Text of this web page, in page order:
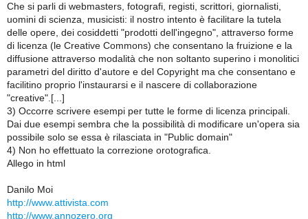
Che si parli di webmasters, fotografi, registi, scrittori, giornalisti,
uomini di scienza, musicisti: il nostro intento è facilitare la tutela
delle opere, dei cosiddetti "prodotti dell'ingegno", attraverso forme
di licenza (le Creative Commons) che consentano la fruizione e la
diffusione attraverso modalità che non soltanto superino i monolitici
parametri del diritto d'autore e del Copyright ma che consentano e
facilitino proprio l'instaurarsi e il nascere di collaborazione
"creative".[...]
3) Occorre scrivere esempi per tutte le forme di licenza principali.
Dai due esempi sembra che la possibilità di modificare un'opera sia
possibile solo se essa è rilasciata in "Public domain"
4) Non ho effettuato la correzione orotografica.
Allego in html
Danilo Moi
http://www.attivista.com
http://www.annozero.org